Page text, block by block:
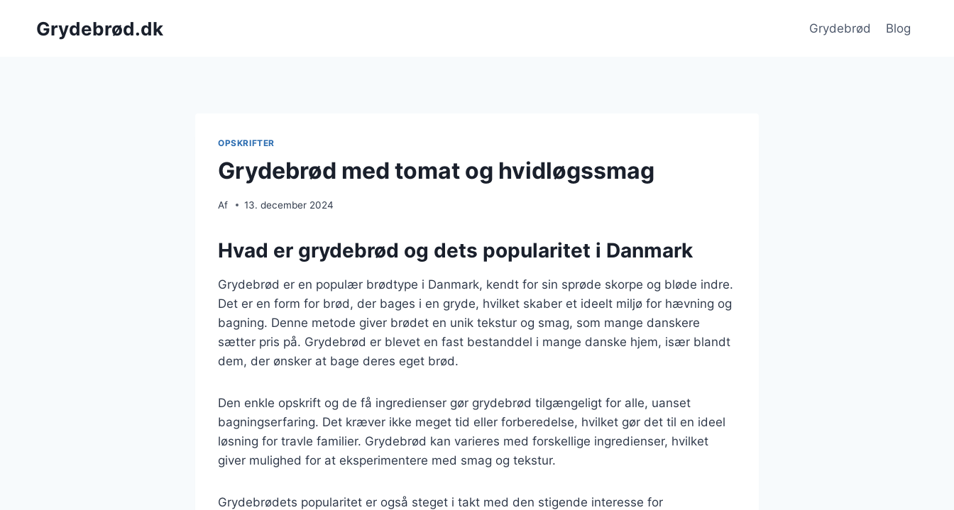
Grydebrød.dk Grydebrød Blog
OPSKRIFTER
Grydebrød med tomat og hvidløgssmag
Af 13. december 2024
Hvad er grydebrød og dets popularitet i Danmark
Grydebrød er en populær brødtype i Danmark, kendt for sin sprøde skorpe og bløde indre.
Det er en form for brød, der bages i en gryde, hvilket skaber et ideelt miljø for hævning og
bagning. Denne metode giver brødet en unik tekstur og smag, som mange danskere
sætter pris på. Grydebrød er blevet en fast bestanddel i mange danske hjem, især blandt
dem, der ønsker at bage deres eget brød.
Den enkle opskrift og de få ingredienser gør grydebrød tilgængeligt for alle, uanset
bagningserfaring. Det kræver ikke meget tid eller forberedelse, hvilket gør det til en ideel
løsning for travle familier. Grydebrød kan varieres med forskellige ingredienser, hvilket
giver mulighed for at eksperimentere med smag og tekstur.
Grydebrødets popularitet er også steget i takt med den stigende interesse for